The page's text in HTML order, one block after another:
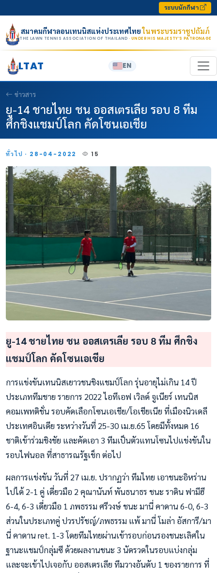
ระบบนักกีฬา
สมาคมกีฬาลอนเทนนิสแห่งประเทศไทยในพระบรมราชูปถัมภ์
THE LAWN TENNIS ASSOCIATION OF THAILAND · UNDER HIS MAJESTY’S PATRONAGE
LTAT EN
ข่าวสาร
ยู-14 ชายไทย ชน ออสเตรเลีย รอบ 8 ทีม
ศึกชิงแชมป์โลก คัดโซนเอเชีย
ทั่วไป · 28-04-2022 15
ยู-14 ชายไทย ชน ออสเตรเลีย รอบ 8 ทีม ศึกชิง
แชมป์โลก คัดโซนเอเชีย
การแข่งขันเทนนิสเยาวชนชิงแชมป์โลก รุ่นอายุไม่เกิน 14 ปี
ประเภททีมชาย รายการ 2022 ไอทีเอฟ เวิลด์ จูเนียร์ เทนนิส
คอมเพทติชั่น รอบคัดเลือกโซนเอเชีย/โอเชียเนีย ที่เมืองนิวเดลี
ประเทศอินเดีย ระหว่างวันที่ 25-30 เม.ย.65 โดยมีทั้งหมด 16
ชาติเข้าร่วมชิงชัย และคัดเอา 3 ทีมเป็นตัวแทนโซนไปแข่งขันใน
รอบไฟนอล ที่สาธารณรัฐเช็ก ต่อไป
ผลการแข่งขัน วันที่ 27 เม.ย. ปรากฏว่า ทีมไทย เอาชนะอิหร่าน
ไปได้ 2-1 คู่ เดี่ยวมือ 2 คุณานันท์ พันธนาธร ชนะ ราดิน ฟามีฮี
6-4, 6-3 เดี่ยวมือ 1 ภพธรรม ศรีวงษ์ ชนะ มานี่ คาดาน 6-0, 6-3
ส่วนในประเภทคู่ ปวรปรัชญ์/ภพธรรม แพ้ มานี่ โมล่า อัสการี/มา
นี่ คาดาน ret. 1-3 โดยทีมไทยผ่านเข้ารอบก่อนรองชนะเลิศใน
ฐานะแชมป์กลุ่มซี ด้วยผลงานชนะ 3 นัดรวดในรอบแบ่งกลุ่ม
และจะเข้าไปเจอกับ ออสเตรเลีย ทีมวางอันดับ 1 ของรายการ ที่